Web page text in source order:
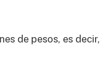
de pesos, es decir,